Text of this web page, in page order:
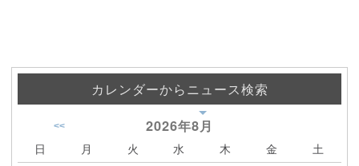
カレンダーからニュース検索
2026年8月
<<
日 月 火 水 木 金 土